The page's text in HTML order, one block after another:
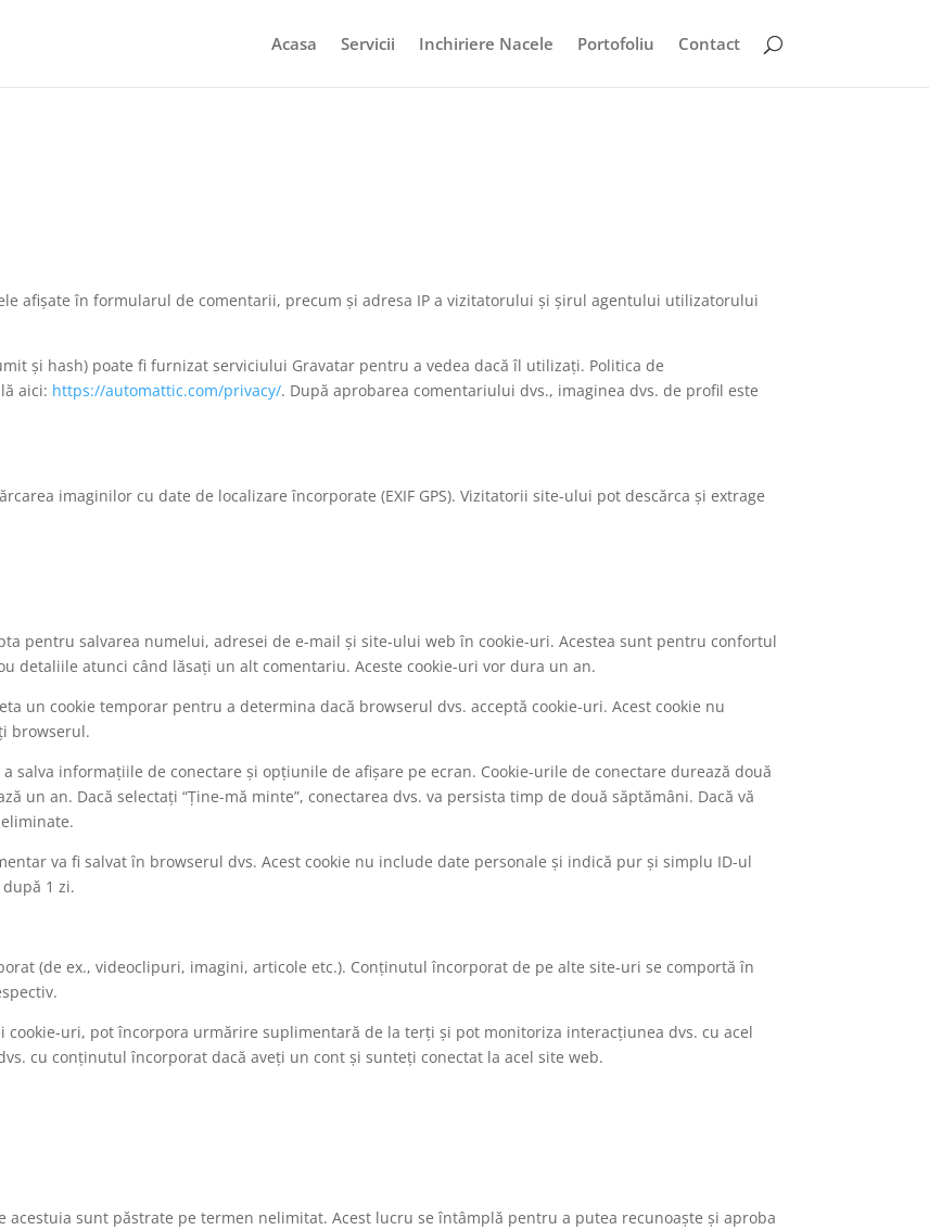
Acasa Servicii Inchiriere Nacele Portofoliu Contact
afișate în formularul de comentarii, precum și adresa IP a vizitatorului și șirul agentului utilizatorului
și hash) poate fi furnizat serviciului Gravatar pentru a vedea dacă îl utilizați. Politica de
aici: https://automattic.com/privacy/. După aprobarea comentariului dvs., imaginea dvs. de profil este
imaginilor cu date de localizare încorporate (EXIF GPS). Vizitatorii site-ului pot descărca și extrage
pentru salvarea numelui, adresei de e-mail și site-ului web în cookie-uri. Acestea sunt pentru confortul
detaliile atunci când lăsați un alt comentariu. Aceste cookie-uri vor dura un an.
un cookie temporar pentru a determina dacă browserul dvs. acceptă cookie-uri. Acest cookie nu
browserul.
salva informațiile de conectare și opțiunile de afișare pe ecran. Cookie-urile de conectare durează două
un an. Dacă selectați “Ține-mă minte”, conectarea dvs. va persista timp de două săptămâni. Dacă vă
va fi salvat în browserul dvs. Acest cookie nu include date personale și indică pur și simplu ID-ul
1 zi.
(de ex., videoclipuri, imagini, articole etc.). Conținutul încorporat de pe alte site-uri se comportă în
cookie-uri, pot încorpora urmărire suplimentară de la terți și pot monitoriza interacțiunea dvs. cu acel
cu conținutul încorporat dacă aveți un cont și sunteți conectat la acel site web.
sunt păstrate pe termen nelimitat. Acest lucru se întâmplă pentru a putea recunoaște și aproba